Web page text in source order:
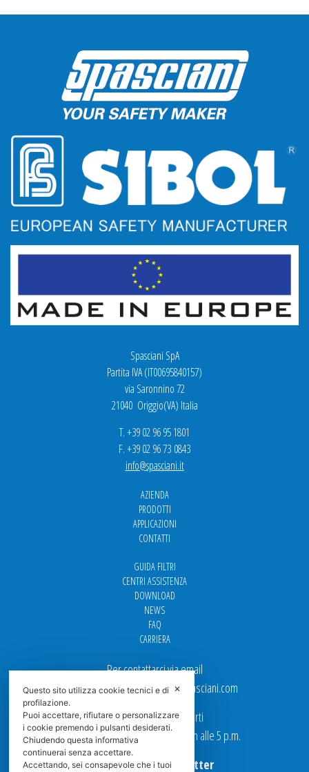
Spasciani SpA
Partita IVA (IT00695840157)
via Saronnino 72
21040 Origgio(VA) Italia
T. +39 02 96 95 1801
F. +39 02 96 73 0843
info@spasciani.it
AZIENDA
PRODOTTI
APPLICAZIONI
CONTATTI
GUIDA FILTRI
CENTRI ASSISTENZA
DOWNLOAD
NEWS
FAQ
CARRIERA
Per contattarci via email
Ufficio Vendite: italy.sales@spasciani.com
I nostri uffici sono aperti
dal Lunedi al Venerdi dalle 9 a.m alle 5 p.m.
Iscriviti alla Newsletter
✕
Questo sito utilizza cookie tecnici e di
profilazione.
Puoi accettare, rifiutare o personalizzare
i cookie premendo i pulsanti desiderati.
Chiudendo questa informativa
continuerai senza accettare.
Accettando, sei consapevole che i tuoi